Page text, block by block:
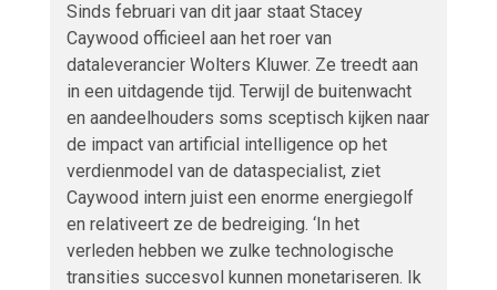
Sinds februari van dit jaar staat Stacey
Caywood officieel aan het roer van
dataleverancier Wolters Kluwer. Ze treedt aan
in een uitdagende tijd. Terwijl de buitenwacht
en aandeelhouders soms sceptisch kijken naar
de impact van artificial intelligence op het
verdienmodel van de dataspecialist, ziet
Caywood intern juist een enorme energiegolf
en relativeert ze de bedreiging. ‘In het
verleden hebben we zulke technologische
transities succesvol kunnen monetariseren. Ik